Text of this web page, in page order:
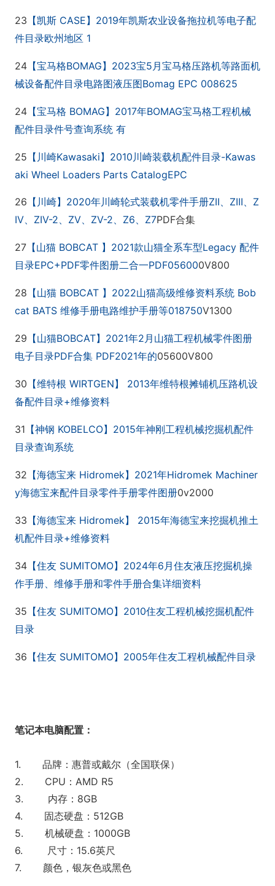
23 【凯斯 CASE 】 2019年凯斯农业设备拖拉机等电子配
件目录欧州地区 1
24 【宝马格BOMAG 】 2023宝5 月宝马格压路机等路面机
械设备配件目录电路图液压图Bomag EPC 008625
24 【宝马格 BOMAG 】 2017年BOMAG宝马格工程机械
配件目录件号查询系统 有
25 【川崎Kawasaki 】 2010 川崎装载机配件目录-Kawas
aki Wheel Loaders Parts CatalogEPC
26 【川崎】 2020年川崎轮式装载机零件手册ZII ZIII
Z
IV
ZIV-2 ZV ZV-2 Z6 Z7PDF合集
27 【山猫 BOBCAT 】 2021款山猫全系车型Legacy 配件
目录EPC+PDF零件图册二合一PDF056000V800
28 【山猫 BOBCAT 】 2022山猫高级维修资料系统 Bob
cat BATS 维修手册电路维护手册等018750V1300
29 【山猫BOBCAT】 2021年2 月山猫工程机械零件图册
电子目录PDF合集 PDF2021年的05600V800
30 【维特根 WIRTGEN 】 2013年维特根摊铺机压路机设
备配件目录+维修资料
31 【神钢 KOBELCO】 2015年神刚工程机械挖掘机配件
目 录查询系统
32 【海德宝来 Hidromek】 2021年Hidromek Machiner
y海德宝来配件目录零件手册零件图册0v2000
33 【海德宝来 Hidromek】 2015年海德宝来挖掘机推土
机配件目录+维修资料
34 【住友 SUMITOMO】 2024年6 月住友液压挖掘机操
作手册、维修手册和零件手册合集详细资料
35 【住友 SUMITOMO】 2010住友工程机械挖掘机配件
目录
36 【住友 SUMITOMO】 2005年住友工程机械配件目录
笔记本电脑配置：
1. 品牌：惠普或戴尔（全国联保）
2. CPU：AMD R5
3. 内存：8GB
4. 固态硬盘：512GB
5. 机械硬盘：1000GB
6. 尺寸：15.6英尺
7. 颜色，银灰色或黑色